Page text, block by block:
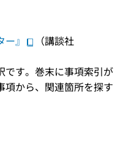
』
（講談社
です。巻末に事項索引が
項から、関連箇所を探す